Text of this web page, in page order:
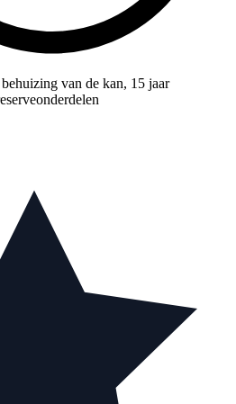
van de kan, 15 jaar